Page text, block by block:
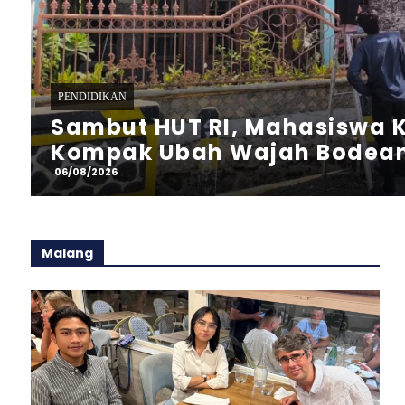
PERISTIWA
Helikopter Basarnas
Perairan Utara Kab.
06/08/2026
Malang